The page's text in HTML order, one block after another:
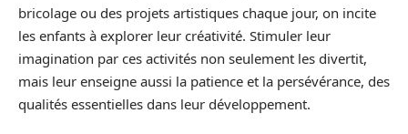
bricolage ou des projets artistiques chaque jour, on incite
les enfants à explorer leur créativité. Stimuler leur
imagination par ces activités non seulement les divertit,
mais leur enseigne aussi la patience et la persévérance, des
qualités essentielles dans leur développement.